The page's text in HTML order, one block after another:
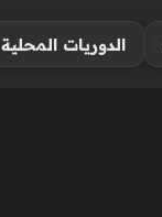
الدوريات المحلية